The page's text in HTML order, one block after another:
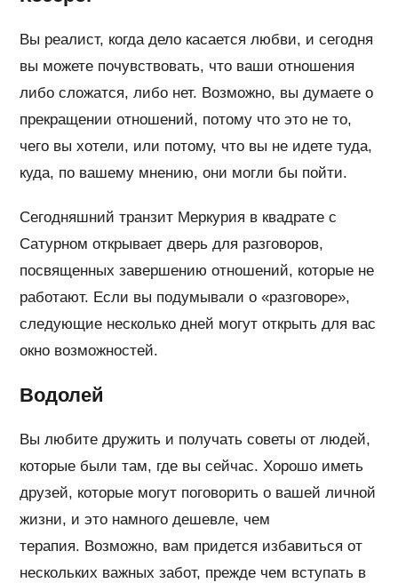
Вы реалист, когда дело касается любви, и сегодня
вы можете почувствовать, что ваши отношения
либо сложатся, либо нет. Возможно, вы думаете о
прекращении отношений, потому что это не то,
чего вы хотели, или потому, что вы не идете туда,
куда, по вашему мнению, они могли бы пойти.
Сегодняшний транзит Меркурия в квадрате с
Сатурном открывает дверь для разговоров,
посвященных завершению отношений, которые не
работают. Если вы подумывали о «разговоре»,
следующие несколько дней могут открыть для вас
окно возможностей.
Водолей
Вы любите дружить и получать советы от людей,
которые были там, где вы сейчас. Хорошо иметь
друзей, которые могут поговорить о вашей личной
жизни, и это намного дешевле, чем
терапия. Возможно, вам придется избавиться от
нескольких важных забот, прежде чем вступать в